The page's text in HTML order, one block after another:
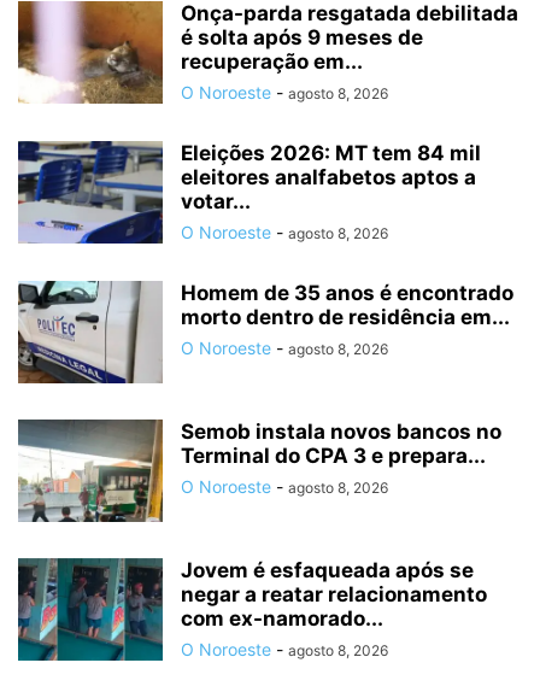
Onça-parda resgatada debilitada
é solta após 9 meses de
recuperação em...
O Noroeste - agosto 8, 2026
Eleições 2026: MT tem 84 mil
eleitores analfabetos aptos a
votar...
O Noroeste - agosto 8, 2026
Homem de 35 anos é encontrado
morto dentro de residência em...
O Noroeste - agosto 8, 2026
Semob instala novos bancos no
Terminal do CPA 3 e prepara...
O Noroeste - agosto 8, 2026
Jovem é esfaqueada após se
negar a reatar relacionamento
com ex-namorado...
O Noroeste - agosto 8, 2026